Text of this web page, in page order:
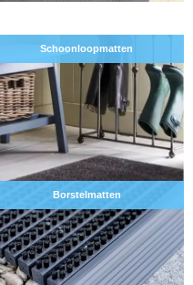
Schoonloopmatten
Borstelmatten